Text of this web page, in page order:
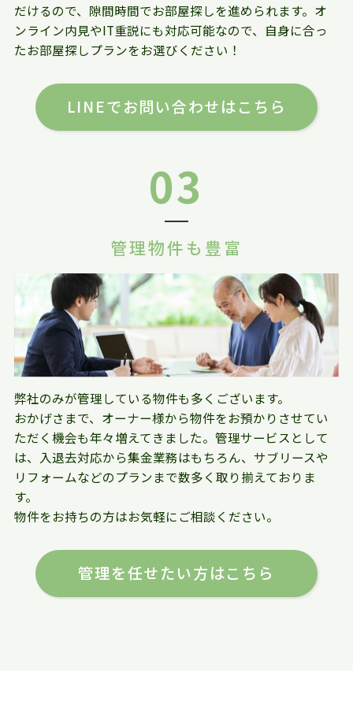
だけるので、隙間時間でお部屋探しを進められます。オ
ンライン内見やIT重説にも対応可能なので、自身に合っ
たお部屋探しプランをお選びください！
LINEでお問い合わせはこちら
03
管理物件も豊富
弊社のみが管理している物件も多くございます。
おかげさまで、オーナー様から物件をお預かりさせてい
ただく機会も年々増えてきました。管理サービスとして
は、入退去対応から集金業務はもちろん、サブリースや
リフォームなどのプランまで数多く取り揃えておりま
す。
物件をお持ちの方はお気軽にご相談ください。
管理を任せたい方はこちら